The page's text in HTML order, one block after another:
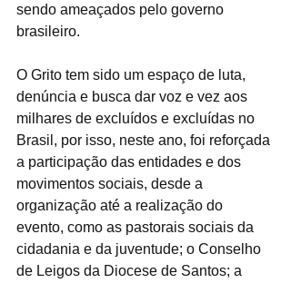
sendo ameaçados pelo governo
brasileiro.
O Grito tem sido um espaço de luta,
denúncia e busca dar voz e vez aos
milhares de excluídos e excluídas no
Brasil, por isso, neste ano, foi reforçada
a participação das entidades e dos
movimentos sociais, desde a
organização até a realização do
evento, como as pastorais sociais da
cidadania e da juventude; o Conselho
de Leigos da Diocese de Santos; a